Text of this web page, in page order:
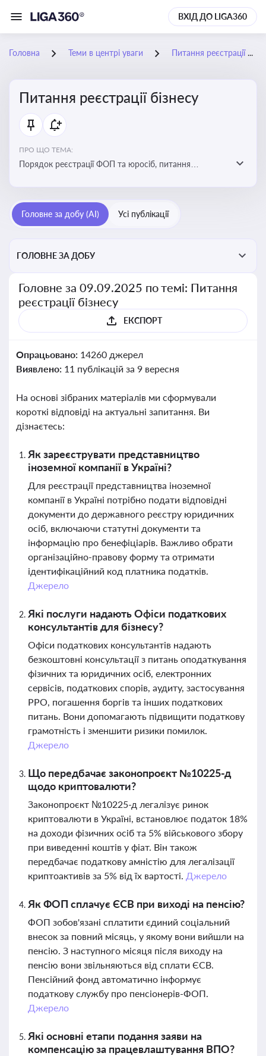
ВХІД ДО LIGA360
Головна Теми в центрі уваги Питання реєстрації бізнесу
Питання реєстрації бізнесу
ПРО ЩО ТЕМА:
Порядок реєстрації ФОП та юросіб, питання
підприємництва
Головне за добу (AI) Усі публікації
ГОЛОВНЕ ЗА ДОБУ
Головне за 09.09.2025 по темі: Питання
реєстрації бізнесу
ЕКСПОРТ
Опрацьовано: 14260 джерел
Виявлено: 11 публікацій за 9 вересня
На основі зібраних матеріалів ми сформували
короткі відповіді на актуальні запитання. Ви
дізнаєтесь:
Як зареєструвати представництво
іноземної компанії в Україні?
Для реєстрації представництва іноземної
компанії в Україні потрібно подати відповідні
документи до державного реєстру юридичних
осіб, включаючи статутні документи та
інформацію про бенефіціарів. Важливо обрати
організаційно-правову форму та отримати
ідентифікаційний код платника податків.
Джерело
Які послуги надають Офіси податкових
консультантів для бізнесу?
Офіси податкових консультантів надають
безкоштовні консультації з питань оподаткування
фізичних та юридичних осіб, електронних
сервісів, податкових спорів, аудиту, застосування
РРО, погашення боргів та інших податкових
питань. Вони допомагають підвищити податкову
грамотність і зменшити ризики помилок.
Джерело
Що передбачає законопроєкт №10225-д
щодо криптовалюти?
Законопроєкт №10225-д легалізує ринок
криптовалюти в Україні, встановлює податок 18%
на доходи фізичних осіб та 5% військового збору
при виведенні коштів у фіат. Він також
передбачає податкову амністію для легалізації
криптоактивів за 5% від їх вартості. Джерело
Як ФОП сплачує ЄСВ при виході на пенсію?
ФОП зобов'язані сплатити єдиний соціальний
внесок за повний місяць, у якому вони вийшли на
пенсію. З наступного місяця після виходу на
пенсію вони звільняються від сплати ЄСВ.
Пенсійний фонд автоматично інформує
податкову службу про пенсіонерів-ФОП.
Джерело
Які основні етапи подання заяви на
компенсацію за працевлаштування ВПО?